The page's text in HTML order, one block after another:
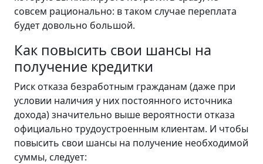
совсем рационально: в таком случае переплата
будет довольно большой.
Как повысить свои шансы на
получение кредитки
Риск отказа безработным гражданам (даже при
условии наличия у них постоянного источника
дохода) значительно выше вероятности отказа
официально трудоустроенным клиентам. И чтобы
повысить свои шансы на получение необходимой
суммы, следует: